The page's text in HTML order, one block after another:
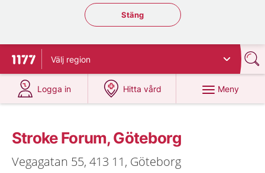
Stäng regionsväljaren
Stäng
Till startsidan för 1177
Välj region
Logga in
på 1177.se
Hitta vård
på 1177.se
Meny
Stroke Forum, Göteborg
Vegagatan 55, 413 11, Göteborg